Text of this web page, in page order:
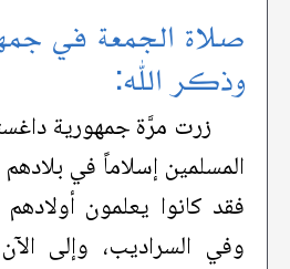
صلاة الجمعة في
وذكر الله:
زرت مرَّة جمهورية
المسلمين إسلاماً في
فقد كانوا يعلمون أولادهم
وفي السراديب، وإلى